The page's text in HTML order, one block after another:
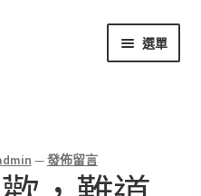
選單
—發佈留言